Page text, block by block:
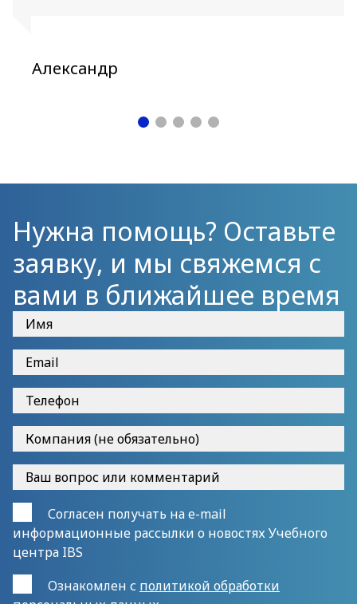
Александр
Нужна помощь? Оставьте
заявку, и мы свяжемся с
вами в ближайшее время
Согласен получать на e-mail
информационные рассылки о новостях Учебного
центра IBS
Ознакомлен с политикой обработки